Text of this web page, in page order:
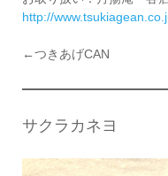
http://
←つきあげCAN
サクラカネヨ